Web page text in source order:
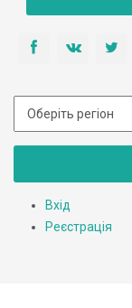
Вхід
Реєстрація